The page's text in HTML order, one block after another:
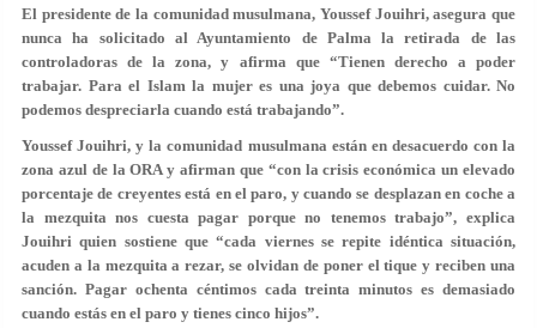
El presidente de la comunidad musulmana, Youssef Jouihri, asegura que
nunca ha solicitado al Ayuntamiento de Palma la retirada de las
controladoras de la zona, y afirma que “Tienen derecho a poder
trabajar. Para el Islam la mujer es una joya que debemos cuidar. No
podemos despreciarla cuando está trabajando”.
Youssef Jouihri, y la comunidad musulmana están en desacuerdo con la
zona azul de la ORA y afirman que “con la crisis económica un elevado
porcentaje de creyentes está en el paro, y cuando se desplazan en coche a
la mezquita nos cuesta pagar porque no tenemos trabajo”, explica
Jouihri quien sostiene que “cada viernes se repite idéntica situación,
acuden a la mezquita a rezar, se olvidan de poner el tique y reciben una
sanción. Pagar ochenta céntimos cada treinta minutos es demasiado
cuando estás en el paro y tienes cinco hijos”.